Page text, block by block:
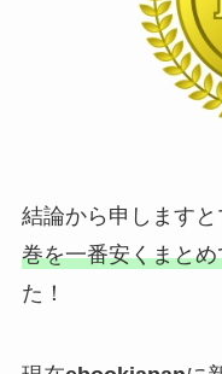
結論から申します
巻を一番安くまと
た！